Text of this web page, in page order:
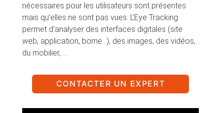
nécessaires pour les utilisateurs sont présentes
mais qu’elles ne sont pas vues. L’Eye Tracking
permet d’analyser des interfaces digitales (site
web, application, borne…), des images, des vidéos,
du mobilier, …
CONTACTER UN EXPERT